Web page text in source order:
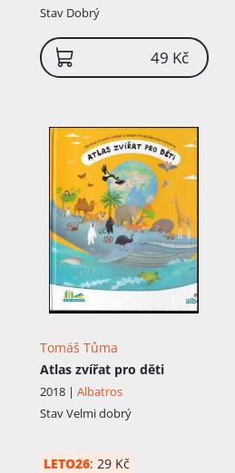
Stav Dobrý
49 Kč
Tomáš Tůma
Atlas zvířat pro děti
2018 | Albatros
StavVelmi dobrý
LETO26: 29 Kč